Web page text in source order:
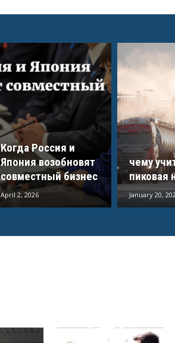
Когда Россия и
Япония возобновят
совместный бизнес
April 2, 2026
чему
пиковая
January 20,